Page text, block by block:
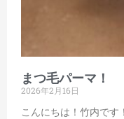
まつ毛パーマ！
2026年2月16日
こんにちは！竹内です